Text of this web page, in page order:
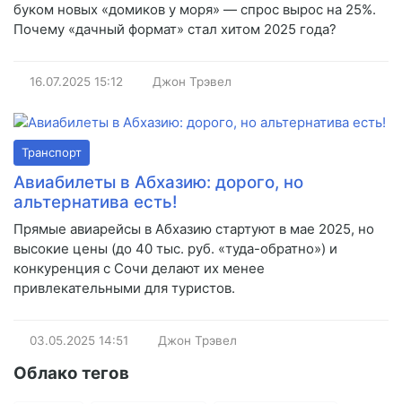
буком новых «домиков у моря» — спрос вырос на 25%.
Почему «дачный формат» стал хитом 2025 года?
16.07.2025 15:12 Джон Трэвел
Транспорт
Авиабилеты в Абхазию: дорого, но
альтернатива есть!
Прямые авиарейсы в Абхазию стартуют в мае 2025, но
высокие цены (до 40 тыс. руб. «туда-обратно») и
конкуренция с Сочи делают их менее
привлекательными для туристов.
03.05.2025 14:51 Джон Трэвел
Облако тегов